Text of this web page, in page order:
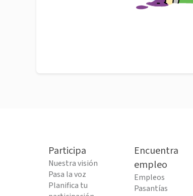
Participa
Nuestra visión
Pasa la voz
Planifica tu
Encuentra
empleo
Empleos
Pasantías